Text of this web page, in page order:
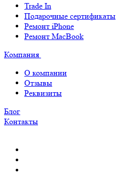
Trade In
Подарочные сертификаты
Ремонт iPhone
Ремонт MacBook
Компания
О компании
Отзывы
Реквизиты
Блог
Контакты